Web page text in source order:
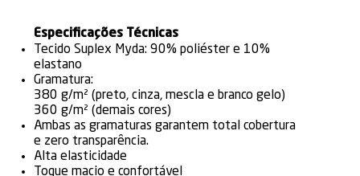
Especificações Técnicas
Tecido Suplex Myda: 90% poliéster e 10%
elastano
Gramatura:
380 g/m² (preto, cinza, mescla e branco gelo)
360 g/m² (demais cores)
Ambas as gramaturas garantem total cobertura
e zero transparência.
Alta elasticidade
Toque macio e confortável